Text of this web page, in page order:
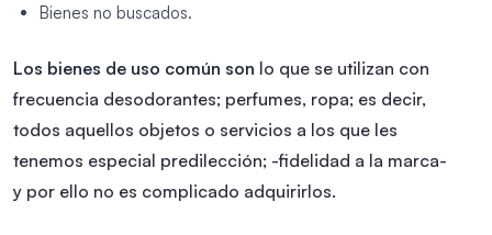
Bienes no buscados.
Los bienes de uso común son lo que se utilizan con
frecuencia desodorantes; perfumes, ropa; es decir,
todos aquellos objetos o servicios a los que les
tenemos especial predilección; -fidelidad a la marca-
y por ello no es complicado adquirirlos.